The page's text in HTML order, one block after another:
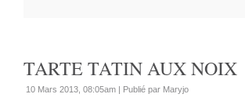
TARTE TATIN AUX NOIX
10 Mars 2013, 08:05am | Publié par Maryjo